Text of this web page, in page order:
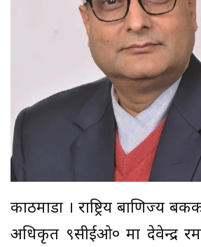
काठमाडौं । राष्ट्रिय बाणिज्य
अधिकृत ९सीईओ० मा देवेन्द्र